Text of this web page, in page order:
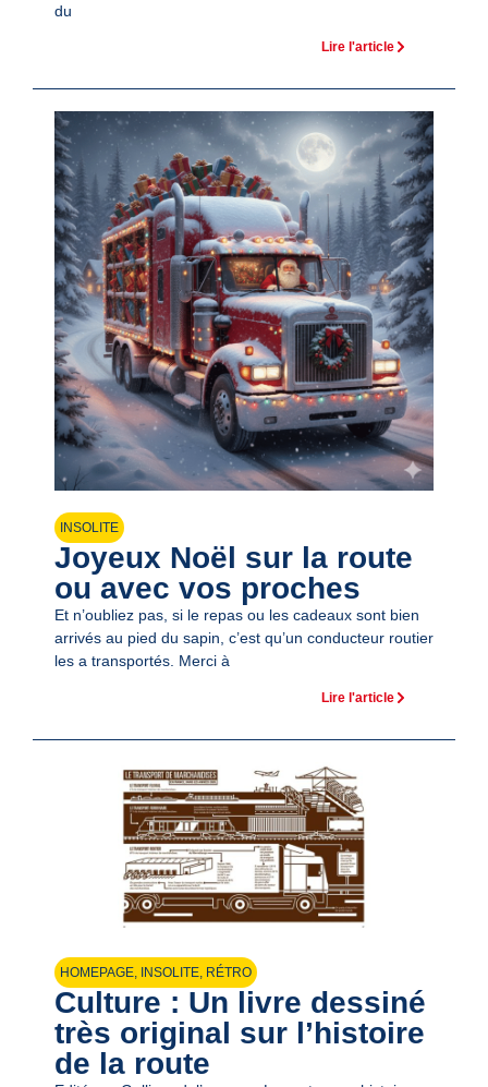
du
Lire l'article
INSOLITE
Joyeux Noël sur la route
ou avec vos proches
Et n’oubliez pas, si le repas ou les cadeaux sont bien
arrivés au pied du sapin, c’est qu’un conducteur routier
les a transportés. Merci à
Lire l'article
HOMEPAGE, INSOLITE, RÉTRO
Culture : Un livre dessiné
très original sur l’histoire
de la route